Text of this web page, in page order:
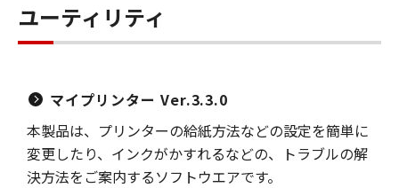
ユーティリティ
マイプリンター Ver.3.3.0
本製品は、プリンターの給紙方法などの設定を簡単に
変更したり、インクがかすれるなどの、トラブルの解
決方法をご案内するソフトウエアです。